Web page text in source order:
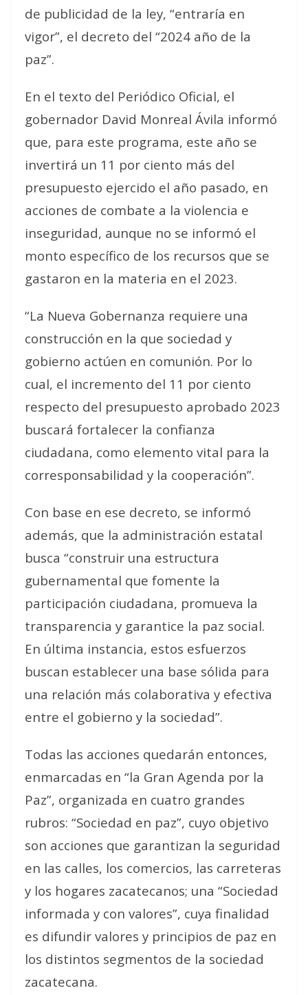
de publicidad de la ley, “entraría en
vigor”, el decreto del “2024 año de la
paz”.
En el texto del Periódico Oficial, el
gobernador David Monreal Ávila informó
que, para este programa, este año se
invertirá un 11 por ciento más del
presupuesto ejercido el año pasado, en
acciones de combate a la violencia e
inseguridad, aunque no se informó el
monto específico de los recursos que se
gastaron en la materia en el 2023.
“La Nueva Gobernanza requiere una
construcción en la que sociedad y
gobierno actúen en comunión. Por lo
cual, el incremento del 11 por ciento
respecto del presupuesto aprobado 2023
buscará fortalecer la confianza
ciudadana, como elemento vital para la
corresponsabilidad y la cooperación”.
Con base en ese decreto, se informó
además, que la administración estatal
busca “construir una estructura
gubernamental que fomente la
participación ciudadana, promueva la
transparencia y garantice la paz social.
En última instancia, estos esfuerzos
buscan establecer una base sólida para
una relación más colaborativa y efectiva
entre el gobierno y la sociedad”.
Todas las acciones quedarán entonces,
enmarcadas en “la Gran Agenda por la
Paz”, organizada en cuatro grandes
rubros: “Sociedad en paz”, cuyo objetivo
son acciones que garantizan la seguridad
en las calles, los comercios, las carreteras
y los hogares zacatecanos; una “Sociedad
informada y con valores”, cuya finalidad
es difundir valores y principios de paz en
los distintos segmentos de la sociedad
zacatecana.